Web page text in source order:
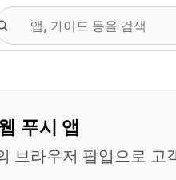
푸시 앱
브라우저 팝업으로 고